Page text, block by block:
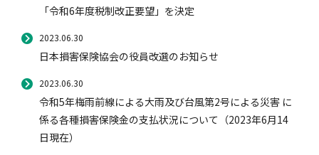
「令和6年度税制改正要望」を決定
2023.06.30
日本損害保険協会の役員改選のお知らせ
2023.06.30
令和5年梅雨前線による大雨及び台風第2号による災害 に
係る各種損害保険金の支払状況について（2023年6月14
日現在）